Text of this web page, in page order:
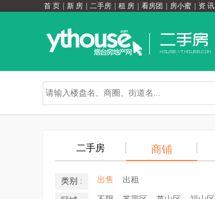
首 页 新 房 二手房 租 房 看房团 房小蜜 资 讯
二手房 商铺
类别 : 出售 出租